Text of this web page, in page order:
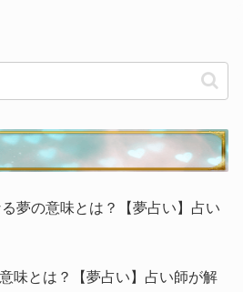
夢の意味とは？【夢占い】占い
味とは？【夢占い】占い師が解